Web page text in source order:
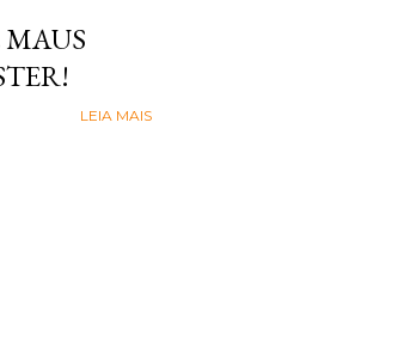
MAUS
LEIA MAIS